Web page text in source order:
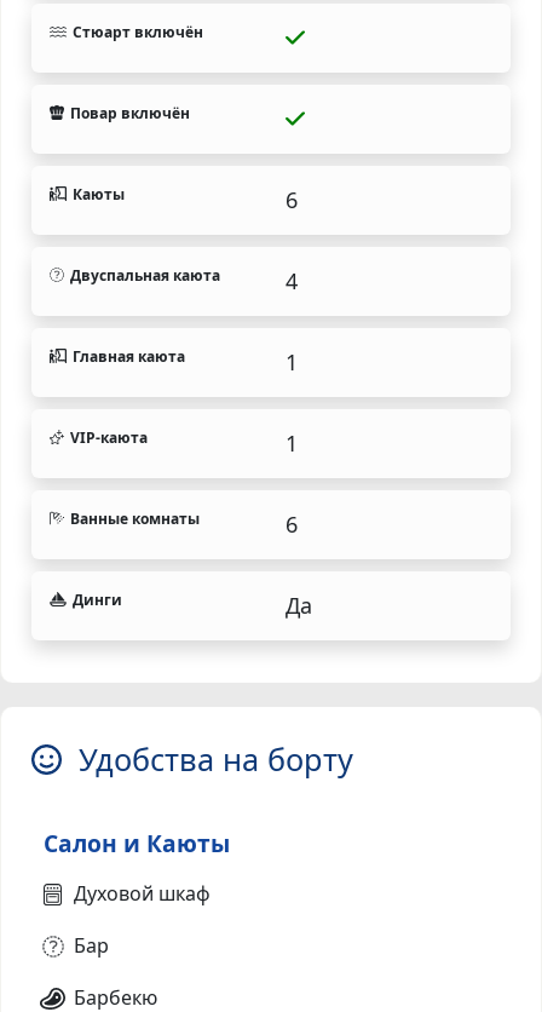
Стюарт включён
Повар включён
Каюты 6
Двуспальная каюта 4
Главная каюта 1
VIP-каюта 1
Ванные комнаты 6
Динги Да
Удобства на борту
Салон и Каюты
Духовой шкаф
Бар
Барбекю